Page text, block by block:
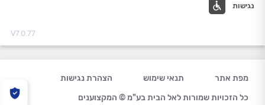
נגישות
V7.0.77
מפת אתר תנאי שימוש
הצהרת נגישות
כל הזכויות שמורות לאל הבית בע"מ © המקצוענים